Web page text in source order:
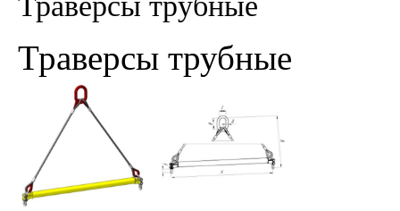
Траверсы трубные